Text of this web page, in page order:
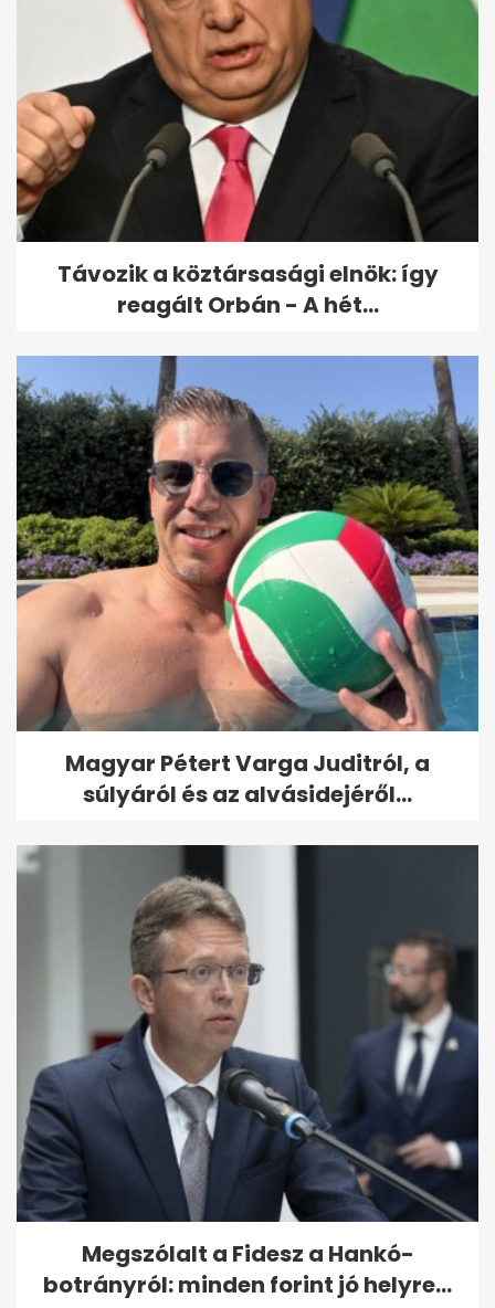
Távozik a köztársasági elnök: így
reagált Orbán - A hét...
Magyar Pétert Varga Juditról, a
súlyáról és az alvásidejéről...
Megszólalt a Fidesz a Hankó-
botrányról: minden forint jó helyre...